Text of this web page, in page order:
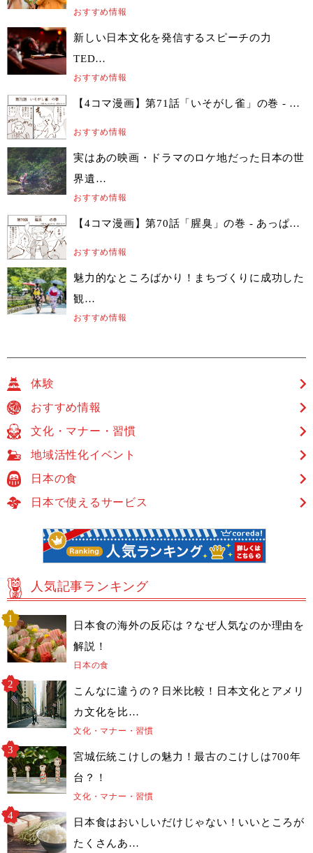
おすすめ情報
新しい日本文化を発信するスピーチの力
TED…
おすすめ情報
【4コマ漫画】第71話「いそがし雀」の巻 - …
おすすめ情報
実はあの映画・ドラマのロケ地だった日本の世
界遺…
おすすめ情報
【4コマ漫画】第70話「腥臭」の巻 - あっぱ…
おすすめ情報
魅力的なところばかり！まちづくりに成功した
観…
おすすめ情報
体験
おすすめ情報
文化・マナー・習慣
地域活性化イベント
日本の食
日本で使えるサービス
人気記事ランキング
日本食の海外の反応は？なぜ人気なのか理由を
解説！
日本の食
こんなに違うの？日米比較！日本文化とアメリ
カ文化を比…
文化・マナー・習慣
宮城伝統こけしの魅力！最古のこけしは700年
台？！
文化・マナー・習慣
日本食はおいしいだけじゃない！いいところが
たくさんあ…